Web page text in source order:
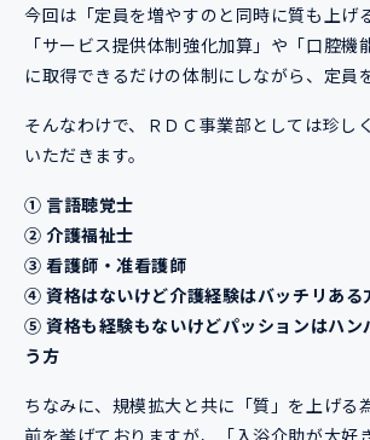
今回は「定員を増やすのと同時に質も上げ
「サービス提供体制強化加算」や「口腔機
に取得できるだけの体制にしながら、定員
そんなわけで、ＲＤＣ事業部としては珍し
いただきます。
① 言語聴覚士
② 介護福祉士
③ 看護師・准看護師
④ 資格はないけど介護経験はバッチリある
⑤ 資格も経験もないけどパッションはハン
う方
ちなみに、規模拡大と共に「質」を上げる
前を挙げておりますが、「入浴介助が大好